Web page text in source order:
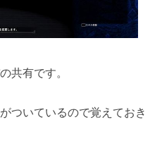
の共有です。
がついているので覚えておき